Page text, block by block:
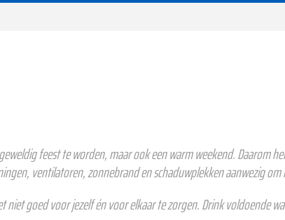
feest te worden, maar ook een warm weekend. Daarom
ventilatoren, zonnebrand en schaduwplekken aanwezig
goed voor jezelf én voor elkaar te zorgen. Drink voldoende